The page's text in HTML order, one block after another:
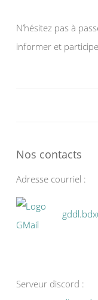
N’hésitez pas à
informer et
Nos contacts
Adresse courriel :
Serveur discord :